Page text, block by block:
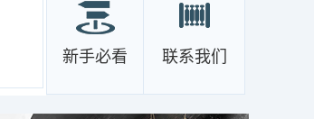
新手必看 联系我们